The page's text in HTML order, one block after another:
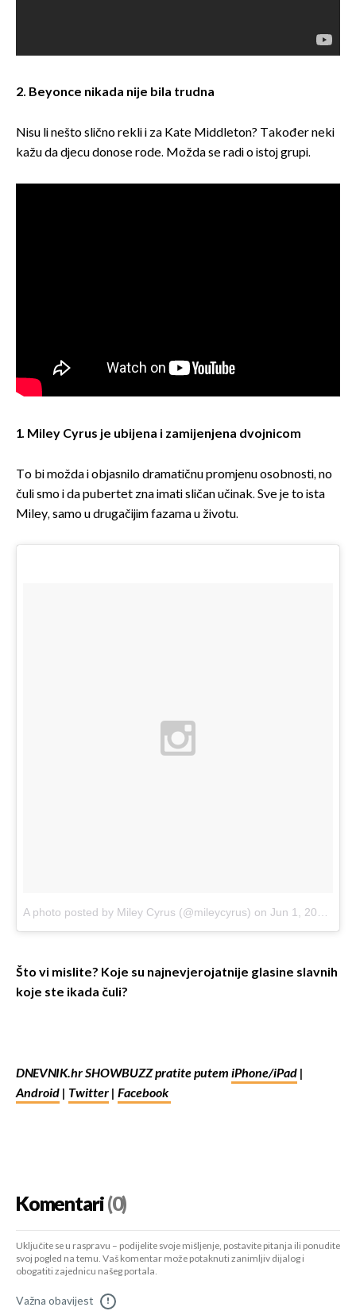
2. Beyonce nikada nije bila trudna
Nisu li nešto slično rekli i za Kate Middleton? Također neki
kažu da djecu donose rode. Možda se radi o istoj grupi.
1. Miley Cyrus je ubijena i zamijenjena dvojnicom
To bi možda i objasnilo dramatičnu promjenu osobnosti, no
čuli smo i da pubertet zna imati sličan učinak. Sve je to ista
Miley, samo u drugačijim fazama u životu.
A photo posted by Miley Cyrus (@mileycyrus) on Jun 1, 2015 at 12:02am PDT
Što vi mislite? Koje su najnevjerojatnije glasine slavnih
koje ste ikada čuli?
DNEVNIK.hr SHOWBUZZ pratite putem iPhone/iPad |
Android | Twitter | Facebook
Komentari(0)
Uključite se u raspravu – podijelite svoje mišljenje, postavite pitanja ili ponudite
svoj pogled na temu. Vaš komentar može potaknuti zanimljiv dijalog i
obogatiti zajednicu našeg portala.
Važna obavijest !